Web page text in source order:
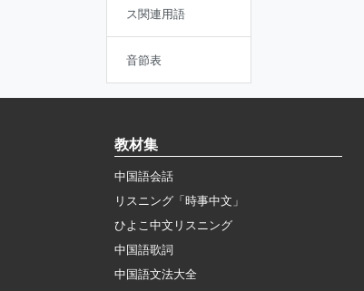
ス関連用語
音節表
教材集
中国語会話
リスニング「時事中文」
ひよこ中文リスニング
中国語歌詞
中国語文法大全